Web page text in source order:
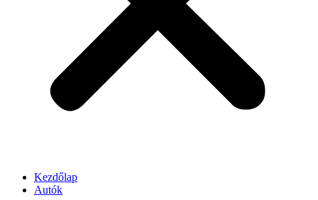
Kezdőlap
Autók